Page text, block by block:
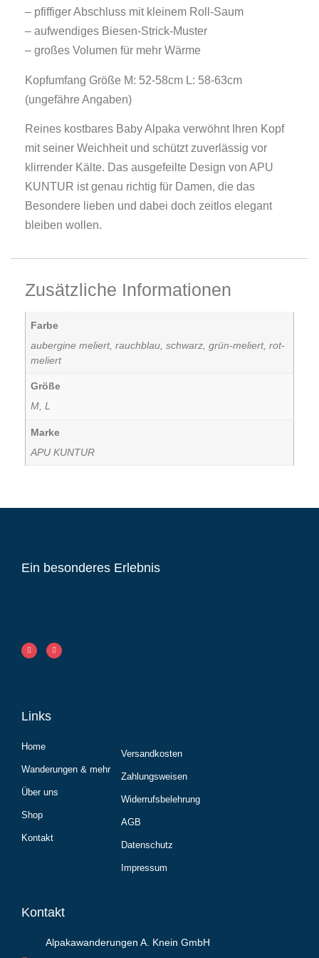
– pfiffiger Abschluss mit kleinem Roll-Saum
– aufwendiges Biesen-Strick-Muster
– großes Volumen für mehr Wärme
Kopfumfang Größe M: 52-58cm L: 58-63cm
(ungefähre Angaben)
Reines kostbares Baby Alpaka verwöhnt Ihren Kopf
mit seiner Weichheit und schützt zuverlässig vor
klirrender Kälte. Das ausgefeilte Design von APU
KUNTUR ist genau richtig für Damen, die das
Besondere lieben und dabei doch zeitlos elegant
bleiben wollen.
Zusätzliche Informationen
Farbe
aubergine meliert, rauchblau, schwarz, grün-meliert, rot-
meliert
Größe
M, L
Marke
APU KUNTUR
Ein besonderes Erlebnis
Links
Home
Wanderungen & mehr
Über uns
Shop
Kontakt
Versandkosten
Zahlungsweisen
Widerrufsbelehrung
AGB
Datenschutz
Impressum
Kontakt
Alpakawanderungen A. Knein GmbH